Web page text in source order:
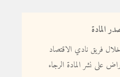
المادة
فريق نادي الاقتصاد
على نشر المادة الرجاء